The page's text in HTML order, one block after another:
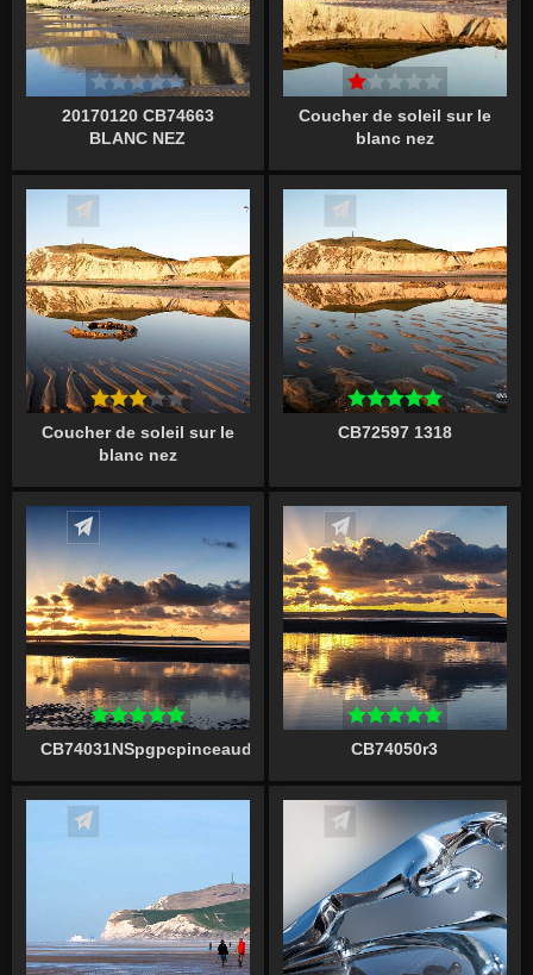
20170120 CB74663
BLANC NEZ
Coucher de soleil sur le
blanc nez
Écrire un commentaire
Coucher de soleil sur le
blanc nez
CB72597 1318
Écrire un commentaire
CB74031NSpgpcpinceaudf24060300d
Écrire un commentaire
CB74050r3
Écrire un commentaire